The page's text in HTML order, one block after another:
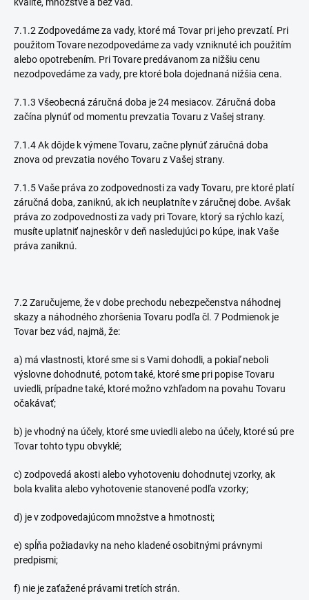
7.1.2 Zodpovedáme za vady, ktoré má Tovar pri jeho prevzatí. Pri
použitom Tovare nezodpovedáme za vady vzniknuté ich použitím
alebo opotrebením. Pri Tovare predávanom za nižšiu cenu
nezodpovedáme za vady, pre ktoré bola dojednaná nižšia cena.
7.1.3 Všeobecná záručná doba je 24 mesiacov. Záručná doba
začína plynúť od momentu prevzatia Tovaru z Vašej strany.
7.1.4 Ak dôjde k výmene Tovaru, začne plynúť záručná doba
znova od prevzatia nového Tovaru z Vašej strany.
7.1.5 Vaše práva zo zodpovednosti za vady Tovaru, pre ktoré platí
záručná doba, zaniknú, ak ich neuplatníte v záručnej dobe. Avšak
práva zo zodpovednosti za vady pri Tovare, ktorý sa rýchlo kazí,
musíte uplatniť najneskôr v deň nasledujúci po kúpe, inak Vaše
práva zaniknú.
7.2 Zaručujeme, že v dobe prechodu nebezpečenstva náhodnej
skazy a náhodného zhoršenia Tovaru podľa čl. 7 Podmienok je
Tovar bez vád, najmä, že:
a) má vlastnosti, ktoré sme si s Vami dohodli, a pokiaľ neboli
výslovne dohodnuté, potom také, ktoré sme pri popise Tovaru
uviedli, prípadne také, ktoré možno vzhľadom na povahu Tovaru
očakávať;
b) je vhodný na účely, ktoré sme uviedli alebo na účely, ktoré sú pre
Tovar tohto typu obvyklé;
c) zodpovedá akosti alebo vyhotoveniu dohodnutej vzorky, ak
bola kvalita alebo vyhotovenie stanovené podľa vzorky;
d) je v zodpovedajúcom množstve a hmotnosti;
e) spĺňa požiadavky na neho kladené osobitnými právnymi
predpismi;
f) nie je zaťažené právami tretích strán.